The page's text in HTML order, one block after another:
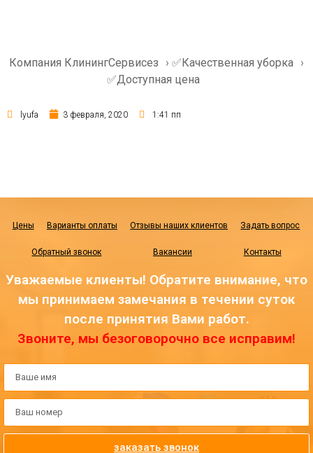
Компания КлинингСервисез › ✅Качественная уборка ›
✅Доступная цена
lyufa 3 февраля, 2020 1:41 пп
Цены Варианты оплаты Отзывы наших клиентов Задать вопрос
Обратный звонок Вакансии Контакты
Уважаемые клиенты! Обратите внимание, что
мы принимаем замечания в течении суток
после принятия Вами работ.
Звоните, мы безоговорочно все исправим!
заказать звонок